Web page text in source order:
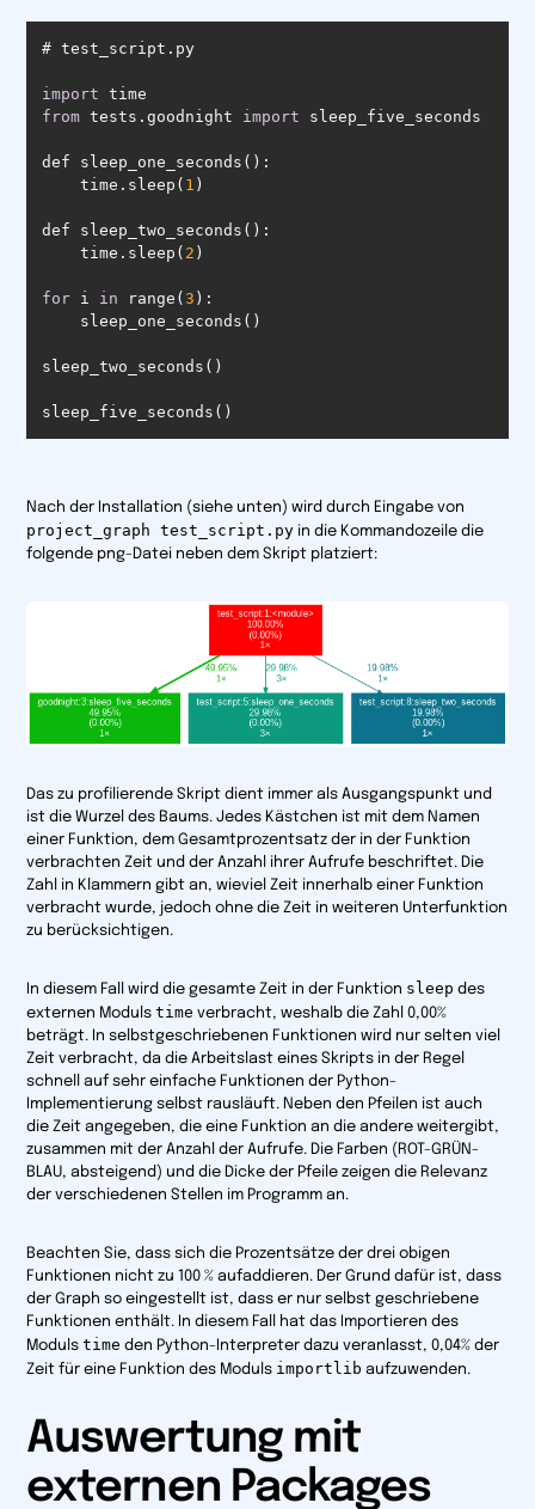
# test_script.py
import
from tests.goodnight import
    time.sleep(
1
    time.sleep(
2
for i in range( 3
sleep_five_seconds()
Nach der Installation (siehe unten) wird durch Eingabe von
project_graph test_script.py in die Kommandozeile die
folgende png-Datei neben dem Skript platziert:
Das zu profilierende Skript dient immer als Ausgangspunkt und
ist die Wurzel des Baums. Jedes Kästchen ist mit dem Namen
einer Funktion, dem Gesamtprozentsatz der in der Funktion
verbrachten Zeit und der Anzahl ihrer Aufrufe beschriftet. Die
Zahl in Klammern gibt an, wieviel Zeit innerhalb einer Funktion
verbracht wurde, jedoch ohne die Zeit in weiteren Unterfunktion
zu berücksichtigen.
In diesem Fall wird die gesamte Zeit in der Funktion sleep des
externen Modulstime verbracht, weshalb die Zahl 0,00%
beträgt. In selbstgeschriebenen Funktionen wird nur selten viel
Zeit verbracht, da die Arbeitslast eines Skripts in der Regel
schnell auf sehr einfache Funktionen der Python-
Implementierung selbst rausläuft. Neben den Pfeilen ist auch
die Zeit angegeben, die eine Funktion an die andere weitergibt,
zusammen mit der Anzahl der Aufrufe. Die Farben (ROT-GRÜN-
BLAU, absteigend) und die Dicke der Pfeile zeigen die Relevanz
der verschiedenen Stellen im Programm an.
Beachten Sie, dass sich die Prozentsätze der drei obigen
Funktionen nicht zu 100 % aufaddieren. Der Grund dafür ist, dass
der Graphso eingestellt ist, dass er nur selbst geschriebene
Funktionen enthält. In diesem Fall hat das Importieren des
Modulstime den Python-Interpreter dazu veranlasst, 0,04% der
Zeit für eine Funktion des Moduls importlib aufzuwenden.
Auswertung mit
externen Packages